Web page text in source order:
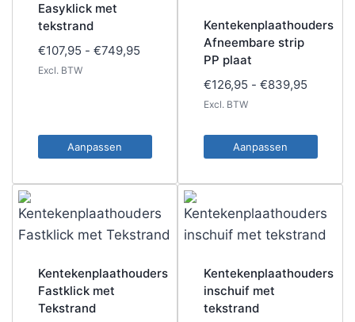
Easyklick met
tekstrand
€107,95 - €749,95Prijsklasse:
Excl. BTW
Aanpassen
product
heeft
meerdere
Deze
optie
kan
Kentekenplaathouders
Afneembare strip
PP plaat
€126,95 - €839,95
€839,95
Excl. BTW
Aanpassen
product
heeft
meerdere
Deze
optie
kan
Kentekenplaathouders
Fastklick met
Tekstrand
Kentekenplaathouders
inschuif met
tekstrand